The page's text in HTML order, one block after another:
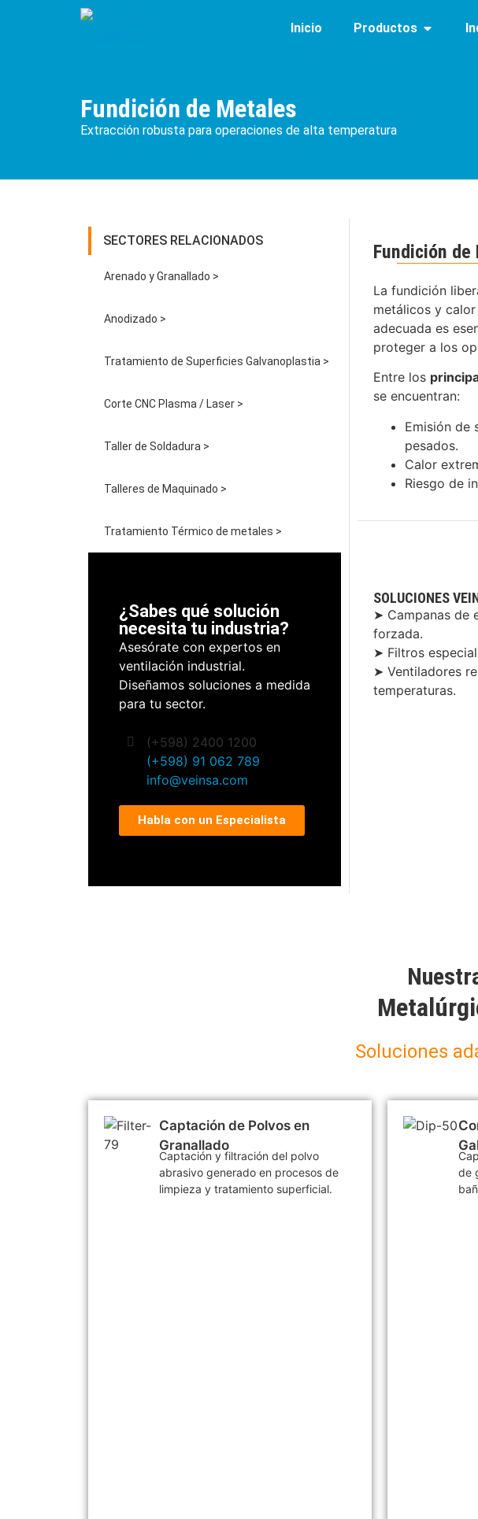
Inicio Productos
Fundición de Metales
Extracción robusta para operaciones de alta temperatura
SECTORES RELACIONADOS
Arenado y Granallado >
Anodizado >
Tratamiento de Superficies Galvanoplastia >
Corte CNC Plasma / Laser >
Taller de Soldadura >
Talleres de Maquinado >
Tratamiento Térmico de metales >
¿Sabes qué solución
necesita tu industria?
Asesórate con expertos en
ventilación industrial.
Diseñamos soluciones a medida
para tu sector.
(+598) 2400 1200
(+598) 91 062 789
info@veinsa.com
Habla con un Especialista
Fundición de
La fundición
metálicos y
adecuada es
proteger a los
Entre los
se encuentran:
Emisión de
pesados.
Calor
Riesgo de
SOLUCIONES
➤ Campanas de
forzada.
➤ Filtros
➤ Ventiladores
temperaturas.
Soluciones
Captación de Polvos en
Granallado
Captación y filtración del polvo
abrasivo generado en procesos de
limpieza y tratamiento superficial.
de